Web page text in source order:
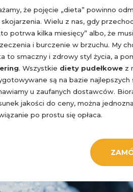
że pojęcie „dieta” powinno
skojarzenia. Wielu z nas, gdy
potrwa kilka miesięcy” albo, że
i burczenie w brzuchu. My
to smaczny i zdrowy styl życia, a
. Wszystkie diety pudełkowe z
są na bazie najlepszych
u zaufanych dostawców.
jakości do ceny, można
po prostu się opłaca.